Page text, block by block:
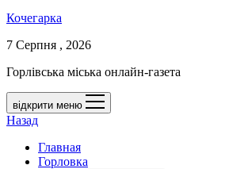
Кочегарка
7 Серпня , 2026
Горлівська міська онлайн-газета
відкрити меню
Назад
Главная
Горловка